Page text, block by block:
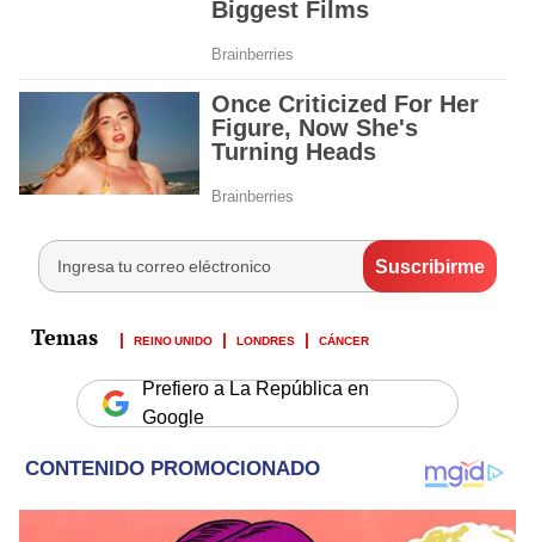
REINO UNIDO LONDRES CÁNCER
Prefiero a La República en
Google